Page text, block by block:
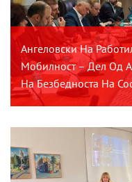
Ангеловски На
Мобилност – Дел Од
На Безбедноста На